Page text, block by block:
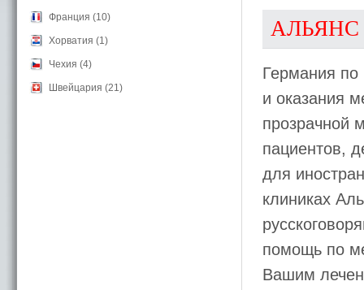
Франция (10)
Хорватия (1)
Чехия (4)
Швейцария (21)
Германия по
и оказания
прозрачной
пациентов,
для
клиниках
помощь по
Вашим